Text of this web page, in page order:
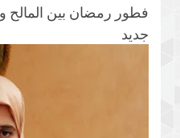
فطور رمضان بين
جديد